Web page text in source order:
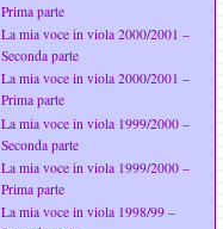
Prima parte
La mia voce in viola 2000/2001 –
Seconda parte
La mia voce in viola 2000/2001 –
Prima parte
La mia voce in viola 1999/2000 –
Seconda parte
La mia voce in viola 1999/2000 –
Prima parte
La mia voce in viola 1998/99 –